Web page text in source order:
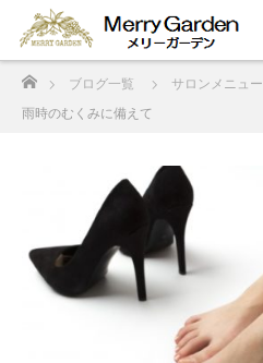
ブログ一覧 サロンメニュー
雨時のむくみに備えて